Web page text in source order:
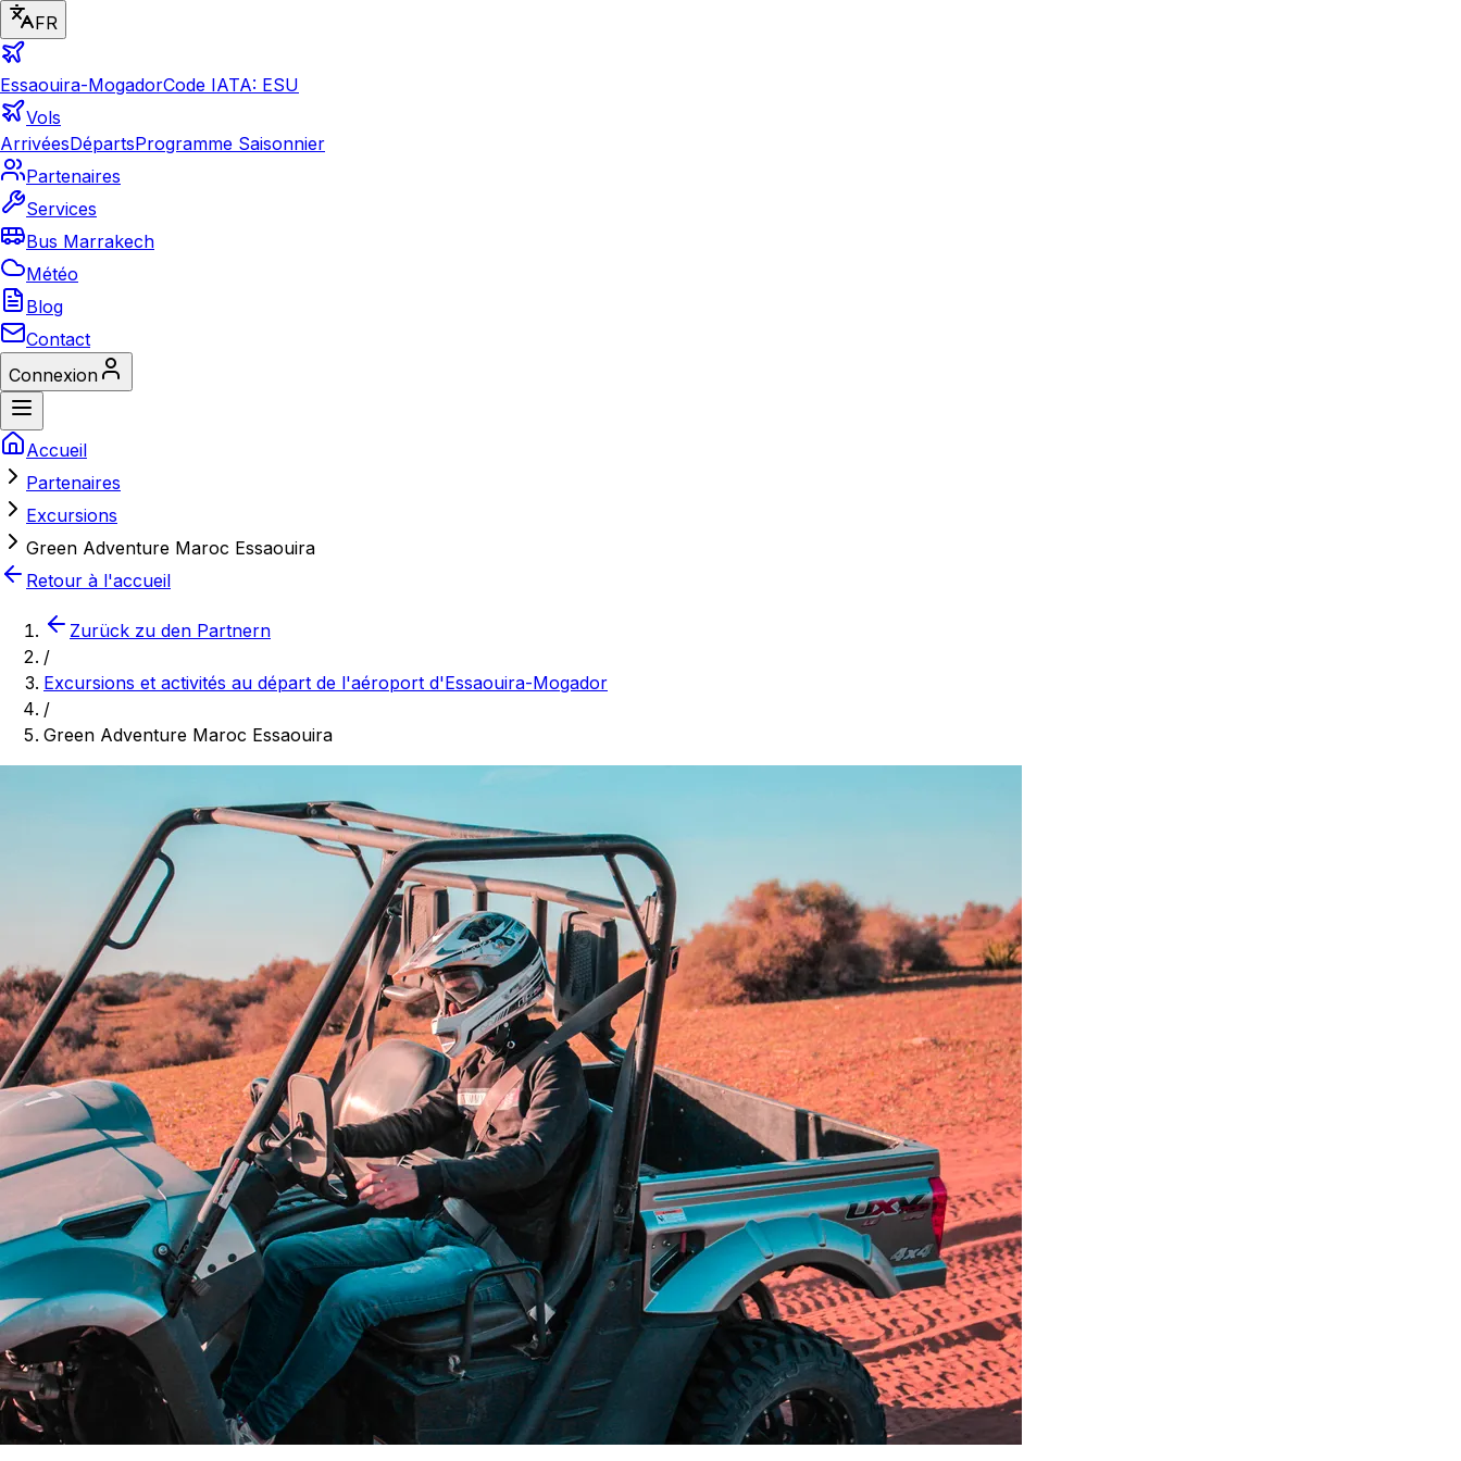
FR
Essaouira-MogadorCode IATA: ESU
Vols
ArrivéesDépartsProgramme Saisonnier
Partenaires
Services
Bus Marrakech
Météo
Blog
Contact
Connexion
Accueil
Partenaires
Excursions
Green Adventure Maroc Essaouira
Retour à l'accueil
Zurück zu den Partnern
/
Excursions et activités au départ de l'aéroport d'Essaouira-Mogador
/
Green Adventure Maroc Essaouira